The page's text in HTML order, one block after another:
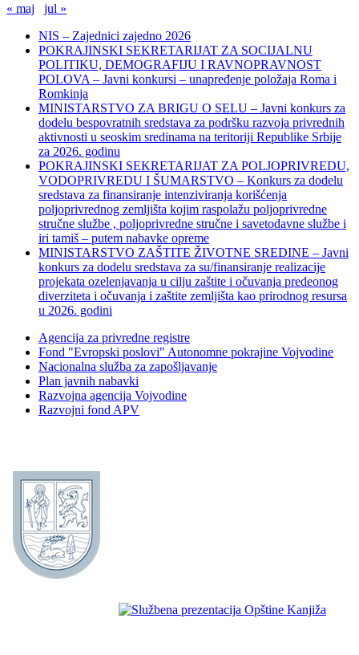
« maj
jul »
NIS – Zajednici zajedno 2026
POKRAJINSKI SEKRETARIJAT ZA SOCIJALNU
POLITIKU, DEMOGRAFIJU I RAVNOPRAVNOST
POLOVA – Javni konkursi – unapređenje položaja Roma i
Romkinja
MINISTARSTVO ZA BRIGU O SELU – Javni konkurs za
dodelu bespovratnih sredstava za podršku razvoja privrednih
aktivnosti u seoskim sredinama na teritoriji Republike Srbije
za 2026. godinu
POKRAJINSKI SEKRETARIJAT ZA POLJOPRIVREDU,
VODOPRIVREDU I ŠUMARSTVO – Konkurs za dodelu
sredstava za finansiranje intenziviranja korišćenja
poljoprivrednog zemljišta kojim raspolažu poljoprivredne
stručne službe , poljoprivredne stručne i savetodavne službe i
iri tamiš ‒ putem nabavke opreme
MINISTARSTVO ZAŠTITE ŽIVOTNE SREDINE – Javni
konkurs za dodelu sredstava za su/finansiranje realizacije
projekata ozelenjavanja u cilju zaštite i očuvanja predeonog
diverziteta i očuvanja i zaštite zemljišta kao prirodnog resursa
u 2026. godini
Agencija za privredne registre
Fond "Evropski poslovi" Autonomne pokrajine Vojvodine
Nacionalna služba za zapošljavanje
Plan javnih nabavki
Razvojna agencija Vojvodine
Razvojni fond APV